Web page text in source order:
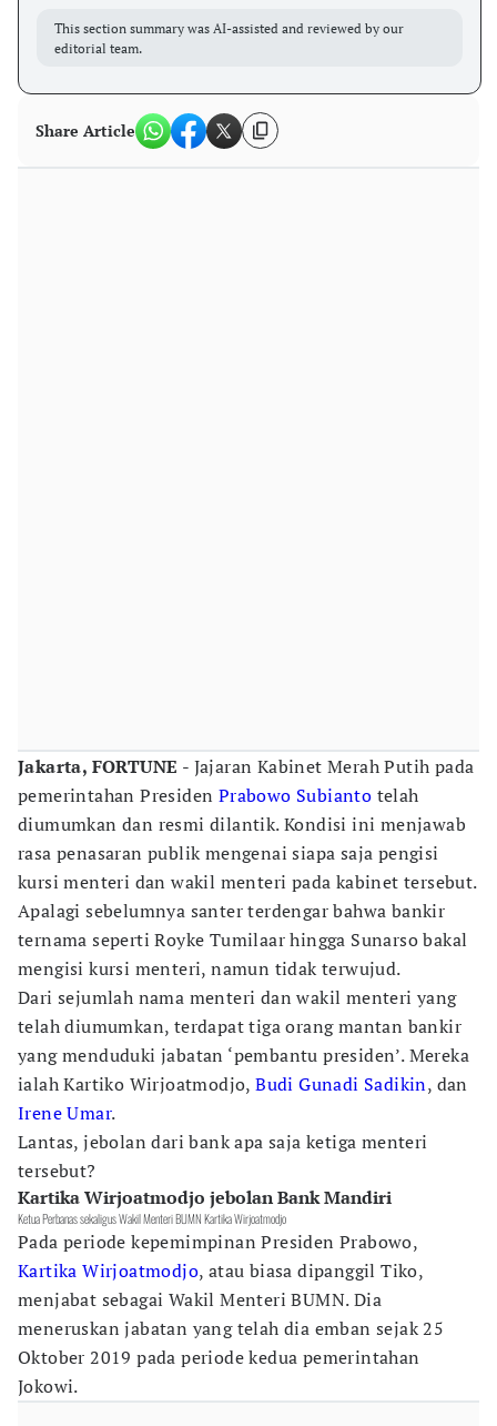
This section summary was AI-assisted and reviewed by our
editorial team.
Share Article
Jakarta, FORTUNE - Jajaran Kabinet Merah Putih pada
pemerintahan Presiden Prabowo Subianto telah
diumumkan dan resmi dilantik. Kondisi ini menjawab
rasa penasaran publik mengenai siapa saja pengisi
kursi menteri dan wakil menteri pada kabinet tersebut.
Apalagi sebelumnya santer terdengar bahwa bankir
ternama seperti Royke Tumilaar hingga Sunarso bakal
mengisi kursi menteri, namun tidak terwujud.
Dari sejumlah nama menteri dan wakil menteri yang
telah diumumkan, terdapat tiga orang mantan bankir
yang menduduki jabatan ‘pembantu presiden’. Mereka
ialah Kartiko Wirjoatmodjo,Budi Gunadi Sadikin, dan
Irene Umar.
Lantas, jebolan dari bank apa saja ketiga menteri
tersebut?
Kartika Wirjoatmodjo jebolan Bank Mandiri
Ketua Perbanas sekaligus Wakil Menteri BUMN Kartika Wirjoatmodjo
Pada periode kepemimpinan Presiden Prabowo,
Kartika Wirjoatmodjo, atau biasa dipanggil Tiko,
menjabat sebagai Wakil Menteri BUMN. Dia
meneruskan jabatan yang telah dia emban sejak 25
Oktober 2019 pada periode kedua pemerintahan
Jokowi.